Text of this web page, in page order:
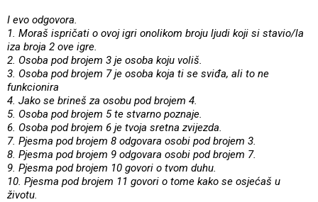
I evo odgovora.
1. Moraš ispričati o ovoj igri onolikom broju ljudi koji si stavio/la
iza broja 2 ove igre.
2. Osoba pod brojem 3 je osoba koju voliš.
3. Osoba pod brojem 7 je osoba koja ti se sviđa, ali to ne
funkcionira
4. Jako se brineš za osobu pod brojem 4.
5. Osoba pod brojem 5 te stvarno poznaje.
6. Osoba pod brojem 6 je tvoja sretna zvijezda.
7. Pjesma pod brojem 8 odgovara osobi pod brojem 3.
8. Pjesma pod brojem 9 odgovara osobi pod brojem 7.
9. Pjesma pod brojem 10 govori o tvom duhu.
10. Pjesma pod brojem 11 govori o tome kako se osjećaš u
životu.